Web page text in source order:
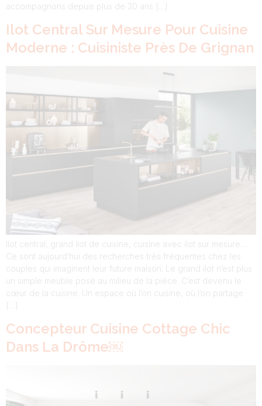
accompagnons depuis plus de 30 ans […]
Ilot Central Sur Mesure Pour Cuisine
Moderne : Cuisiniste Près De Grignan
Ilot central, grand ilot de cuisine, cuisine avec ilot sur mesure…
Ce sont aujourd’hui des recherches très fréquentes chez les
couples qui imaginent leur future maison. Le grand ilot n’est plus
un simple meuble posé au milieu de la pièce. C’est devenu le
cœur de la cuisine. Un espace où l’on cuisine, où l’on partage
[…]
Concepteur Cuisine Cottage Chic
Dans La Drôme￼